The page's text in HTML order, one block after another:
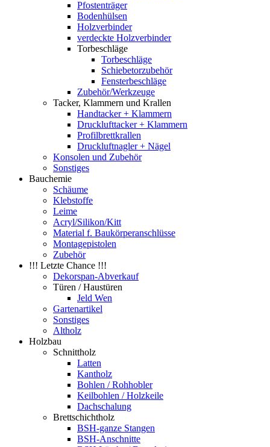
Pfostenträger
Bodenhülsen
Holzverbinder
verdeckte Holzverbinder
Torbeschläge
Torbeschläge
Schiebetorzubehör
Fensterbeschläge
Zubehör/Werkzeuge
Tacker, Klammern und Krallen
Handtacker + Klammern
Drucklufttacker + Klammern
Profilbrettkrallen
Druckluftnagler + Nägel
Konsolen und Zubehör
Sonstiges
Bauchemie
Schäume
Klebstoffe
Leime
Acryl/Silikon/Kitt
Material f. Baukörperanschlüsse
Montagepistolen
Zubehör
!!! Letzte Chance !!!
Dekorspan-Abverkauf
Türen / Haustüren
Jeld Wen
Gartenartikel
Sonstiges
Altholz
Holzbau
Schnittholz
Latten
Kantholz
Bohlen / Rohhobler
Keilbohlen / Holzkeile
Dachschalung
Brettschichtholz
BSH-ganze Stangen
BSH-Anschnitte